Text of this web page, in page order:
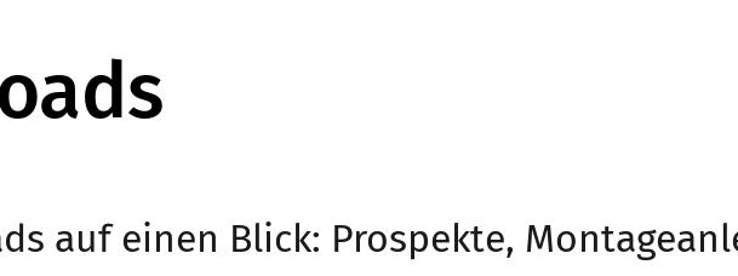
auf einen Blick: Prospekte,